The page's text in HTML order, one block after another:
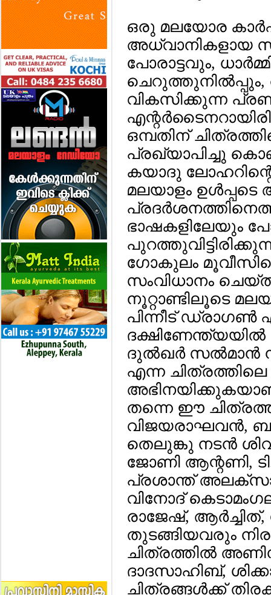
ഒരു മലയോര
അധ്വാനികളായ
പോരാട്ടവും,
ചെറുത്തുനില്‍പ്പും,
വികസിക്കുന്ന
ഒമ്പതിന്
പ്രഖ്യാപിച്ചു
കയാദു
മലയാളം
ഭാഷകളിലേയും
ഗോകുലം
സംവിധാനം
നൂറ്റാണ്ടിലൂടെ
പിന്നീട് ഡ്രാഗണ്‍
ദക്ഷിണേന്ത്യയില്‍
ദുല്‍ഖര്‍ സല്‍മാന്‍
എന്ന
തന്നെ ഈ
വിജയരാഘവന്‍,
തെലുങ്കു നടന്‍
ജോണി ആന്റണി,
പ്രശാന്ത്
വിനോദ്
രാജേഷ്,
തുടങ്ങിയവരും
ചിത്രത്തില്‍
ദാദസാഹിബ്,
ചിത്രങ്ങള്‍ക്ക്